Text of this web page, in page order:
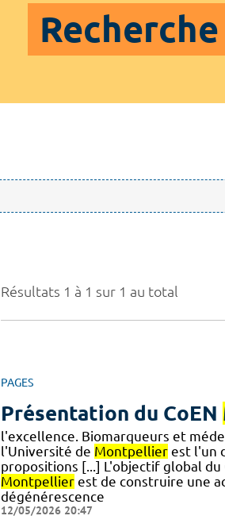
Résultats 1 à 1 sur 1 au total
PAGES
Présentation du CoEN
l'excellence. Biomarqueurs et
l'Université de Montpellierest l'un
propositions [...] L'objectif global
Montpellierest de construire une
dégénérescence
12/05/2026 20:47